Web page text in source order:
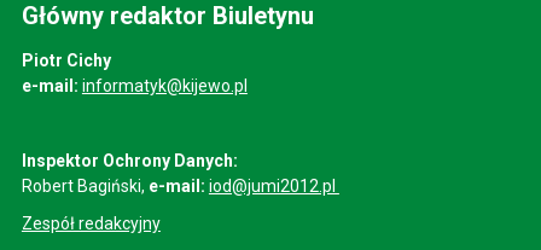
Główny redaktor Biuletynu
Piotr Cichy
e-mail: informatyk@kijewo.pl
Inspektor Ochrony Danych:
Robert Bagiński, e-mail: iod@jumi2012.pl
Zespół redakcyjny